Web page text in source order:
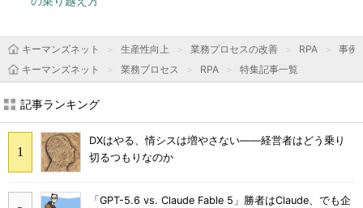
キーマンズネット 生産性向上 業務プロセスの改善 RPA
事例
キーマンズネット
業務プロセス RPA 特集記事一覧
記事ランキング
DXはやる、情シスは増やさない――経営者はどう乗り
切るつもりなのか
「GPT-5.6 vs. Claude Fable 5」勝者はClaude、でも企